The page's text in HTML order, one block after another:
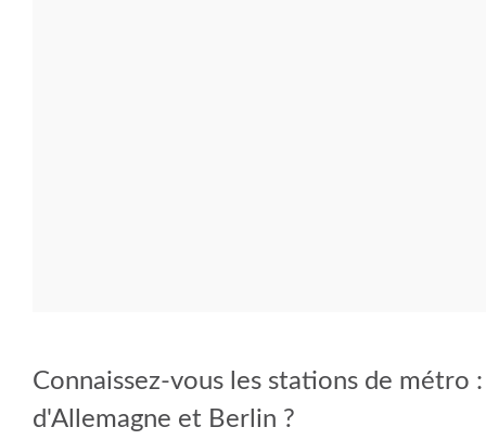
Connaissez-vous les stations de métro :
d'Allemagne et Berlin ?